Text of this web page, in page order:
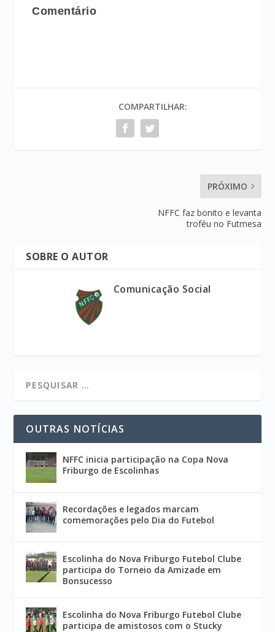
Comentário
COMPARTILHAR:
PRÓXIMO
NFFC faz bonito e levanta
troféu no Futmesa
SOBRE O AUTOR
Comunicação Social
OUTRAS NOTÍCIAS
NFFC inicia participação na Copa Nova
Friburgo de Escolinhas
Recordações e legados marcam
comemorações pelo Dia do Futebol
Escolinha do Nova Friburgo Futebol Clube
participa do Torneio da Amizade em
Bonsucesso
Escolinha do Nova Friburgo Futebol Clube
participa de amistosos com o Stucky